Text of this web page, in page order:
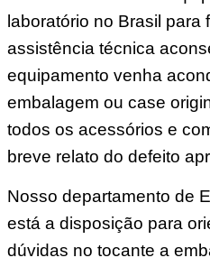
laboratório no Brasil para
assistência técnica
equipamento venha
embalagem ou case
todos os acessórios e
breve relato do defeito
Nosso departamento de
está a disposição para
dúvidas no tocante a